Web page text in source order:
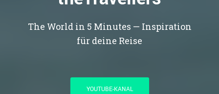
The World in 5 Minutes — Inspiration
für deine Reise
YOUTUBE-KANAL